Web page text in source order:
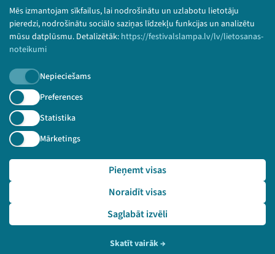
Mēs izmantojam sīkfailus, lai nodrošinātu un uzlabotu lietotāju
pieredzi, nodrošinātu sociālo saziņas līdzekļu funkcijas un analizētu
mūsu datplūsmu. Detalizētāk: https://festivalslampa.lv/lv/lietosanas-
noteikumi
Nepieciešams
Preferences
Statistika
Mārketings
Saglabāt izvēli
Noraidīt visas
Pieņemt visas
Skatīt vairāk→
© 2026 Sarunu festivāls LAMPA Visas tiesības
paturētas.
Piesakies jaunumiem!
Nepalaid garām aktuālāko informāciju!
🔗 https://festivalslampa.lv/lv/video-arhivs/1284?sp